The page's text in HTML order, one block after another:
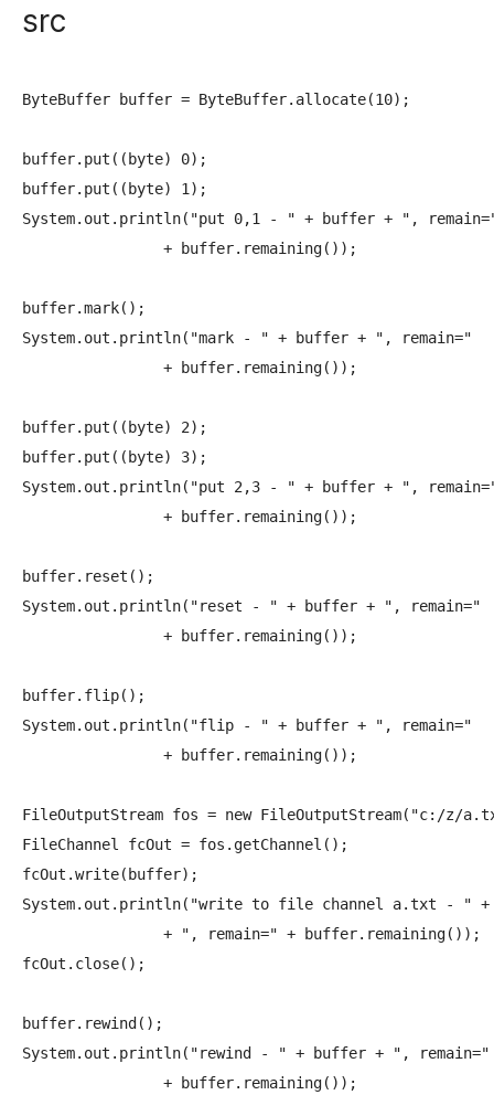
src
ByteBuffer buffer = ByteBuffer.allocate(10);
buffer.put((byte) 0);
buffer.put((byte) 1);
System.out.println("put 0,1 - " + buffer + ",
buffer.mark();
System.out.println("mark - " + buffer + ", remain="
buffer.put((byte) 2);
buffer.put((byte) 3);
System.out.println("put 2,3 - " + buffer + ",
buffer.reset();
System.out.println("reset - " + buffer + ", remain="
buffer.flip();
System.out.println("flip - " + buffer + ", remain="
FileOutputStream fos = new FileOutputStream("c:/z/
FileChannel fcOut = fos.getChannel();
fcOut.write(buffer);
System.out.println("write to file channel a.txt - " +
fcOut.close();
buffer.rewind();
System.out.println("rewind - " + buffer + ", remain="